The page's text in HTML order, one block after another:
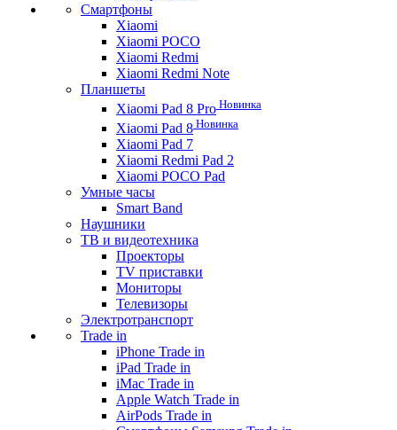
Смартфоны
Xiaomi
Xiaomi POCO
Xiaomi Redmi
Xiaomi Redmi Note
Планшеты
Xiaomi Pad 8 Pro Новинка
Xiaomi Pad 8 Новинка
Xiaomi Pad 7
Xiaomi Redmi Pad 2
Xiaomi POCO Pad
Умные часы
Smart Band
Наушники
ТВ и видеотехника
Проекторы
TV приставки
Мониторы
Телевизоры
Электротранспорт
Trade in
iPhone Trade in
iPad Trade in
iMac Trade in
Apple Watch Trade in
AirPods Trade in